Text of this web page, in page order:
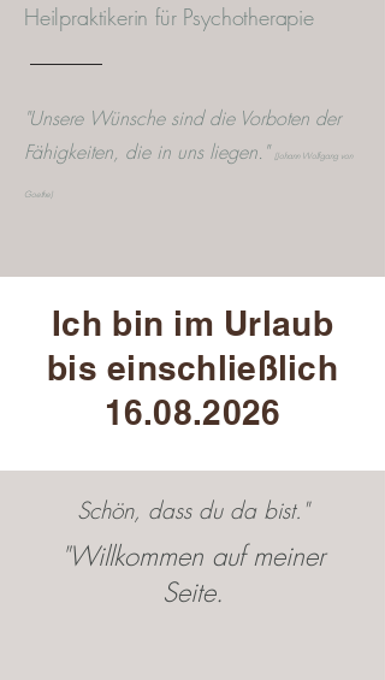
Heilpraktikerin für Psychotherapie
"Unsere Wünsche sind die Vorboten der
Fähigkeiten, die in uns liegen." (Johann Wolfgang von
Goethe)
Ich bin im Urlaub
bis einschließlich
16.08.2026
Schön, dass du da bist."
"Willkommen auf meiner
Seite.